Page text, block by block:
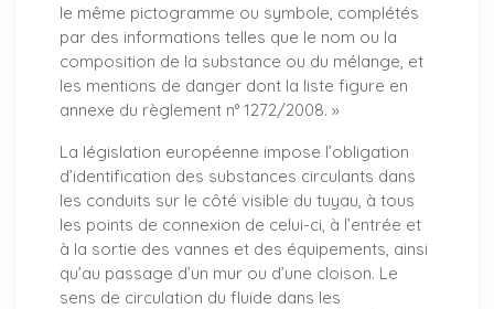
le même pictogramme ou symbole, complétés
par des informations telles que le nom ou la
composition de la substance ou du mélange, et
les mentions de danger dont la liste figure en
annexe du règlement n° 1272/2008. »
La législation européenne impose l’obligation
d’identification des substances circulants dans
les conduits sur le côté visible du tuyau, à tous
les points de connexion de celui-ci, à l’entrée et
à la sortie des vannes et des équipements, ainsi
qu’au passage d’un mur ou d’une cloison. Le
sens de circulation du fluide dans les